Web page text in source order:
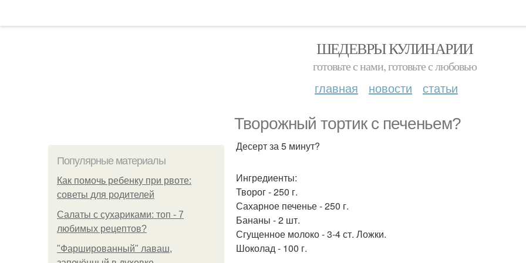
ШЕДЕВРЫ КУЛИНАРИИ
готовьте с нами, готовьте с любовью
главная новости статьи
Творожный тортик с печеньем?
Популярные материалы
Как помочь ребенку при рвоте:
советы для родителей
Салаты с сухариками: топ - 7
любимых рецептов?
"Фаршированный" лаваш,
Десерт за 5 минут?
Ингредиенты:
Творог - 250 г.
Сахарное печенье - 250 г.
Бананы - 2 шт.
Сгущенное молоко - 3-4 ст. Ложки.
Шоколад - 100 г.